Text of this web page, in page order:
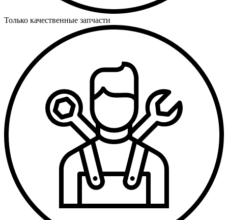
Только качественные запчасти